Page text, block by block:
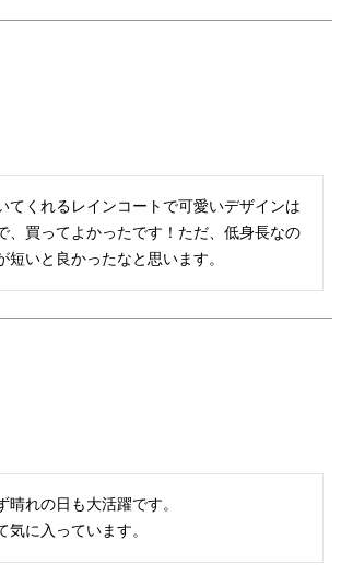
てくれるレインコートで可愛いデザインは
、買ってよかったです！ただ、低身長なの
短いと良かったなと思います。
晴れの日も大活躍です。
気に入っています。